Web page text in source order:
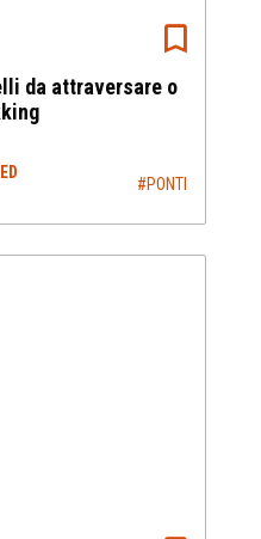
da attraversare o
#PONTI